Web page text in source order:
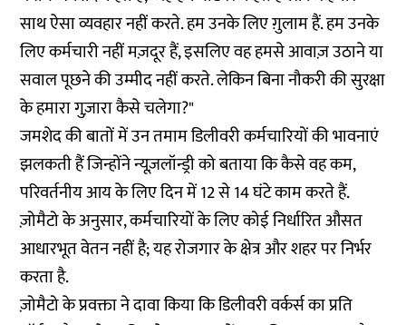
साथ ऐसा व्यवहार नहीं करते. हम उनके लिए ग़ुलाम हैं. हम उनके
लिए कर्मचारी नहीं मज़दूर हैं, इसलिए वह हमसे आवाज़ उठाने या
सवाल पूछने की उम्मीद नहीं करते. लेकिन बिना नौकरी की सुरक्षा
के हमारा गुज़ारा कैसे चलेगा?"
जमशेद की बातों में उन तमाम डिलीवरी कर्मचारियों की भावनाएं
झलकती हैं जिन्होंने न्यूज़लॉन्ड्री को बताया कि कैसे वह कम,
परिवर्तनीय आय के लिए दिन में 12 से 14 घंटे काम करते हैं.
ज़ोमैटो के अनुसार, कर्मचारियों के लिए कोई निर्धारित औसत
आधारभूत वेतन नहीं है; यह रोजगार के क्षेत्र और शहर पर निर्भर
करता है.
ज़ोमैटो के प्रवक्ता ने दावा किया कि डिलीवरी वर्कर्स का प्रति